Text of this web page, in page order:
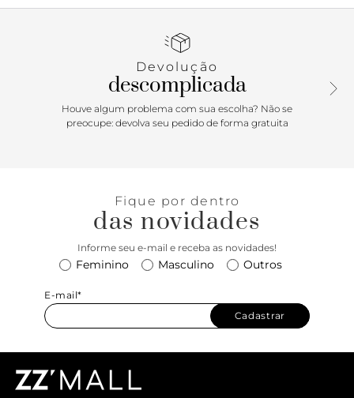
pesponto e bolso superior em zíper e puxador. Parte
Com fecho em botão e nome da marca na capa.
Devolução
descomplicada
Houve algum problema com sua escolha? Não se
preocupe: devolva seu pedido de forma gratuita
Fique por dentro
das novidades
Informe seu e-mail e receba as novidades!
Feminino Masculino Outros
E-mail*
Cadastrar